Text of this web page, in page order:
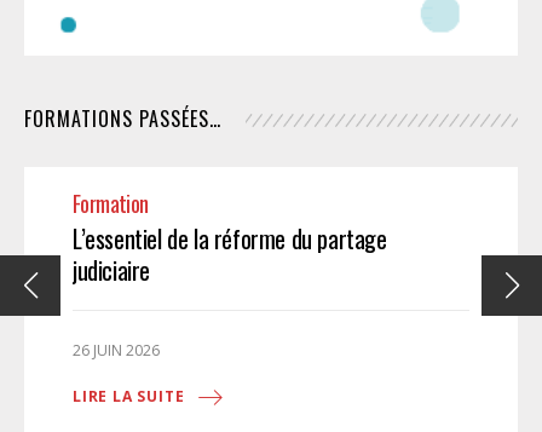
FORMATIONS PASSÉES…
Formation
L’essentiel de la réforme du partage
judiciaire
26 JUIN 2026
LIRE LA SUITE